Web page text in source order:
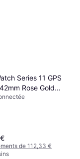
Series 11 GPS
Rose Gold
de 112,33 €